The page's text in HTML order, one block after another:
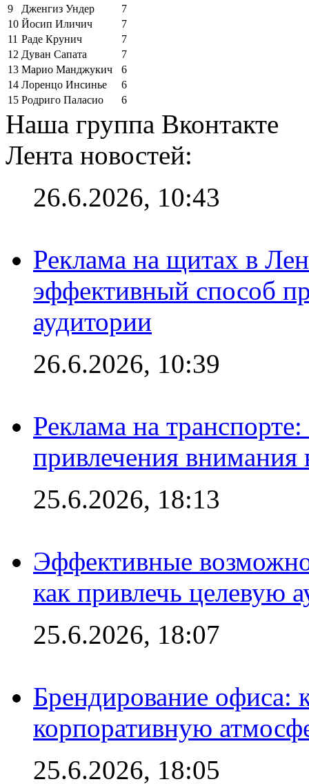
9
Дженгиз Ундер
7
10 Йосип Иличич
7
11 Раде Крунич
7
12 Дуван Сапата
7
13 Марио Манджукич
6
14 Лоренцо Инсинье
6
15 Родриго Паласио 6
Наша группа Вконтакте
Лента новостей:
26.6.2026, 10:43
Реклама на щитах в
эффективный способ
аудитории
26.6.2026, 10:39
Реклама на
привлечения внимания
25.6.2026, 18:13
Эффективные
как привлечь целевую
25.6.2026, 18:07
Брендирование офиса:
корпоративную
25.6.2026, 18:05